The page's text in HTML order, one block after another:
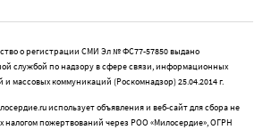
о регистрации СМИ Эл № ФС77-57850 выдано
службой по надзору в сфере связи, информационных
и массовых коммуникаций (Роскомнадзор) 25.04.2014 г.
использует объявления и веб-сайт для сбора не
налогом пожертвований через РОО «Милосердие», ОГРН